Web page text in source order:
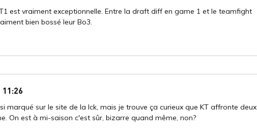
est vraiment exceptionnelle. Entre la draft diff en game 1 et le teamfight
bien bossé leur Bo3.
marqué sur le site de la lck, mais je trouve ça curieux que KT affronte deux
On est à mi-saison c'est sûr, bizarre quand même, non?